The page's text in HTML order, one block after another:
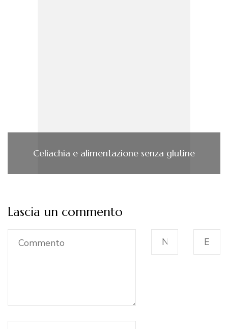
Celiachia e alimentazione senza glutine
Lascia un commento